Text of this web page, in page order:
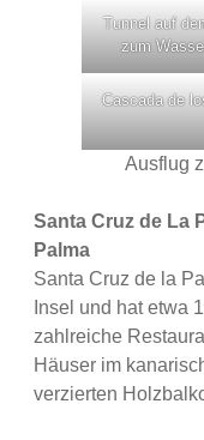
Tunnel auf
zum
Cascada de
Ausflug
Santa Cruz de La
Palma
Santa Cruz de la
Insel und hat etwa
zahlreiche
Häuser im
verzierten